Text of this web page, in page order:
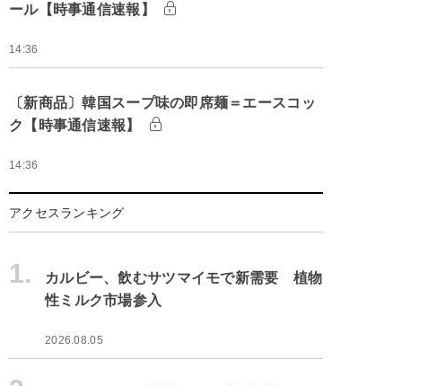
ール【時事通信速報】
14:36
〔新商品〕韓国スープ味の即席麺＝エースコッ
ク【時事通信速報】
14:36
アクセスランキング
1.
カルビー、飲むサツマイモで新需要 植物
性ミルク市場参入
2026.08.05